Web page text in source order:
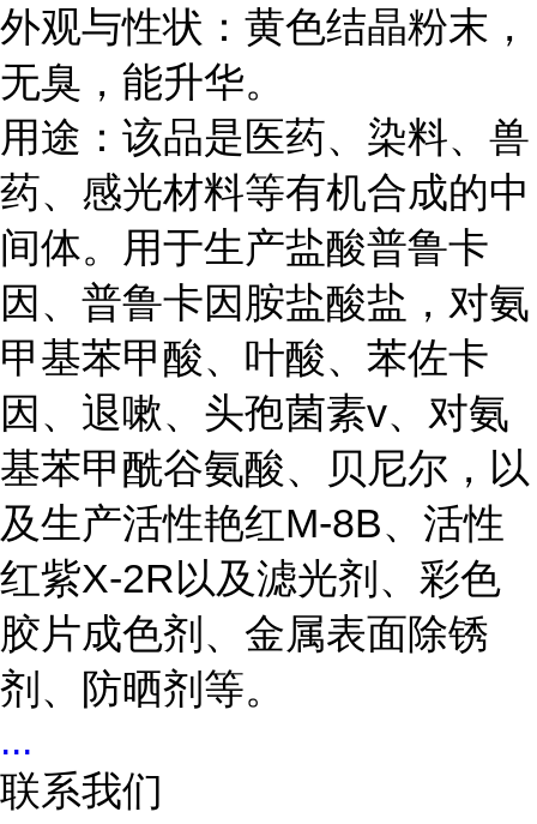
外观与性状：黄色结晶粉末，
无臭，能升华。
用途：该品是医药、染料、兽
药、感光材料等有机合成的中
间体。用于生产盐酸普鲁卡
因、普鲁卡因胺盐酸盐，对氨
甲基苯甲酸、叶酸、苯佐卡
因、退嗽、头孢菌素v、对氨
基苯甲酰谷氨酸、贝尼尔，以
及生产活性艳红M-8B、活性
红紫X-2R以及滤光剂、彩色
胶片成色剂、金属表面除锈
剂、防晒剂等。
...
联系我们